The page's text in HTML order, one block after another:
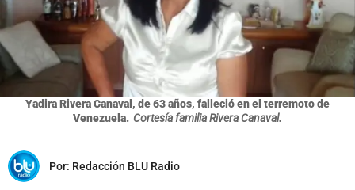
Yadira Rivera Canaval, de 63 años, falleció en el terremoto de
Venezuela. Cortesía familia Rivera Canaval.
Por: Redacción BLU Radio